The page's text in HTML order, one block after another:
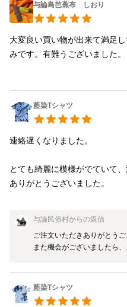
与論島芭蕉布 しおり
大変良い買い物が出来て満足
みです。有難うございました。
藍染Tシャツ
連絡遅くなりました。
とても綺麗に模様がでていて
ありがとうございました。
与論民俗村からの返信
ご注文いただきありがとうご
また機会がございましたら
藍染Tシャツ